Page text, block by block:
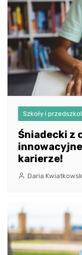
Szkoły i
Śniadecki z
karierze!
Daria